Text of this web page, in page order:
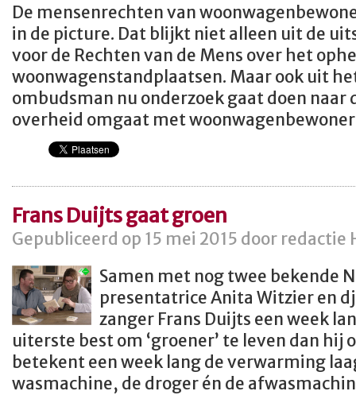
De mensenrechten van
in de picture. Dat blijkt niet alleen uit de
voor de Rechten van de Mens over het
woonwagenstandplaatsen. Maar ook uit
ombudsman nu onderzoek gaat doen naar
overheid omgaat met
Frans Duijts gaat groen
Gepubliceerd op 15 mei 2015 door redactie
Samen met nog twee bekende
presentatrice Anita Witzier en
zanger Frans Duijts een week
uiterste best om ‘groener’ te leven dan hij
betekent een week lang de verwarming
wasmachine, de droger én de